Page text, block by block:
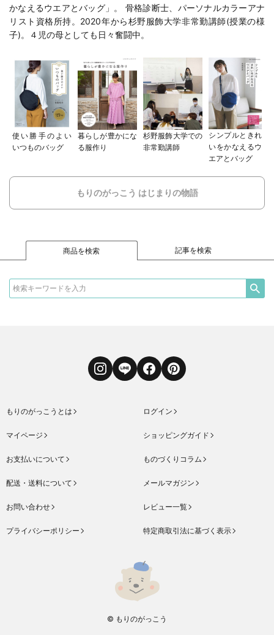
かなえるウエアとバッグ 」。 骨格診断士、パーソナルカラーアナ
リスト資格所持。2020年から杉野服飾大学非常勤講師(授業の様
子)。４児の母としても日々奮闘中。
使い勝手のよい
いつものバッグ
暮らしが豊かにな
る服作り
杉野服飾大学での
非常勤講師
シンプルときれ
いをかなえるウ
エアとバッグ
もりのがっこう はじまりの物語
商品を検索 記事を検索
InstagramLINE FacebookPinterest
もりのがっこうとは ログイン
マイページ ショッピングガイド
お支払いについて ものづくりコラム
配送・送料について メールマガジン
お問い合わせ レビュー一覧
プライバシーポリシー 特定商取引法に基づく表示
© もりのがっこう